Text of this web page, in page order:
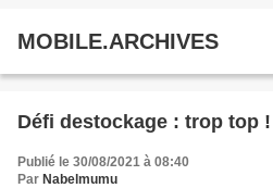
MOBILE.ARCHIVES
Défi destockage : trop top !
Publié le 30/08/2021 à 08:40
Par Nabelmumu